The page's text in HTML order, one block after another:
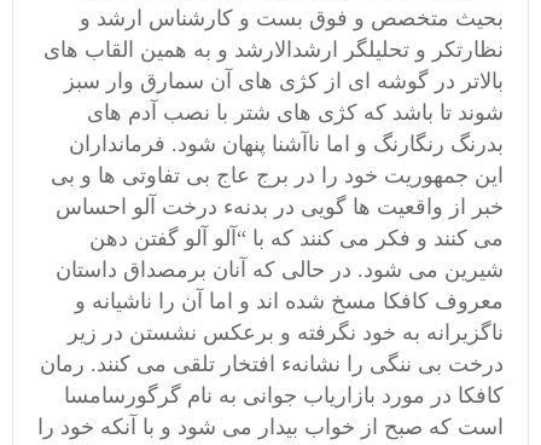
بحیث متخصص و فوق بست و کارشناس ارشد و
نظارتکر و تحلیلگر ارشدالارشد و به همین القاب های
بالاتر در گوشه ای از کژی های آن سمارق وار سبز
شوند تا باشد که کژی های شتر با نصب آدم های
بدرنگ رنگارنگ و اما ناآشنا پنهان شود. فرمانداران
این جمهوریت خود را در برج عاج بی تفاوتی ها و بی
خبر از واقعیت ها گویی در بدنهء درخت آلو احساس
می کنند و فکر می کنند که با “آلو آلو گفتن دهن
شیرین می شود. در حالی که آنان برمصداق داستان
معروف کافکا مسخ شده اند و اما آن را ناشیانه و
ناگزیرانه به خود نگرفته و برعکس نشستن در زیر
درخت بی ننگی را نشانهء افتخار تلقی می کنند. رمان
کافکا در مورد بازاریاب جوانی به نام گرگورسامسا
است که صبح از خواب بیدار می شود و با آنکه خود را